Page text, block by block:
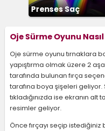
Prenses Saç
Oje Sürme Oyunu
Oje sürme oyunu tırnaklara
yapıştırma olmak üzere 2
tarafında bulunan fırça
tarafına boya şişeleri
tıkladığınızda ise ekranın
resimler geliyor.
Önce fırçayı seçip istediğiniz